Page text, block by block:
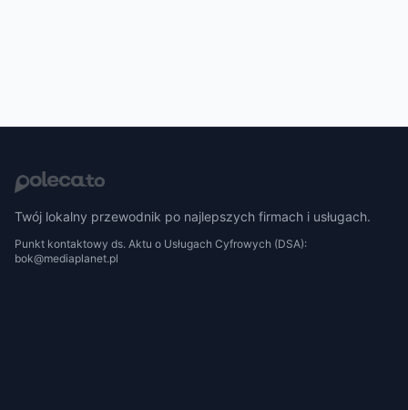
Twój lokalny przewodnik po najlepszych firmach i usługach.
Punkt kontaktowy ds. Aktu o Usługach Cyfrowych (DSA):
bok@mediaplanet.pl